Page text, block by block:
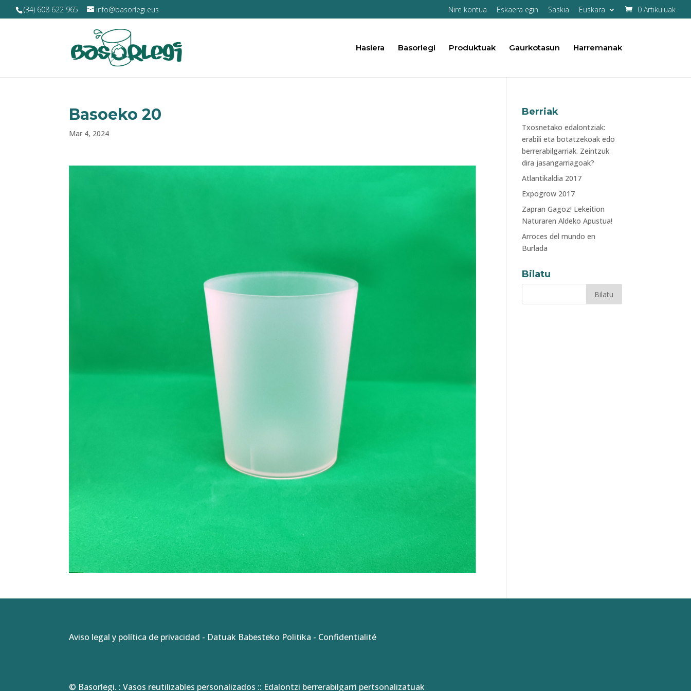
(34) 608 622 965 info@basorlegi.eus Nire kontua Eskaera egin Saskia Euskara 0 Artikuluak
Hasiera Basorlegi Produktuak Gaurkotasun Harremanak
Basoeko 20
Mar 4, 2024
Berriak
Txosnetako edalontziak:
erabili eta botatzekoak edo
berrerabilgarriak. Zeintzuk
dira jasangarriagoak?
Atlantikaldia 2017
Expogrow 2017
Zapran Gagoz! Lekeition
Naturaren Aldeko Apustua!
Arroces del mundo en
Burlada
Bilatu
Aviso legal y política de privacidad - Datuak Babesteko Politika - Confidentialité
© Basorlegi. : Vasos reutilizables personalizados :: Edalontzi berrerabilgarri pertsonalizatuak